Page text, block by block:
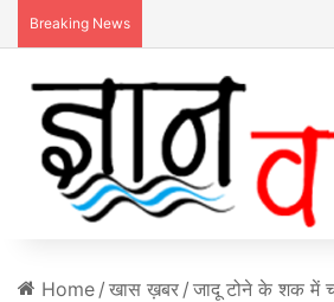
Breaking News
Home / खास ख़बर / जादू टोने के शक में